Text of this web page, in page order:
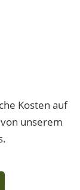
Kosten auf
unserem